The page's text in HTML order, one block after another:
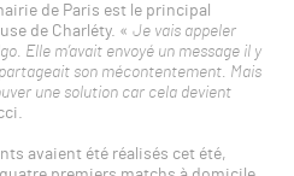
de Paris est le principal
de Charléty. « Je vais appeler
Elle m’avait envoyé un message il y
son mécontentement. Mais
une solution car cela devient
avaient été réalisés cet été,